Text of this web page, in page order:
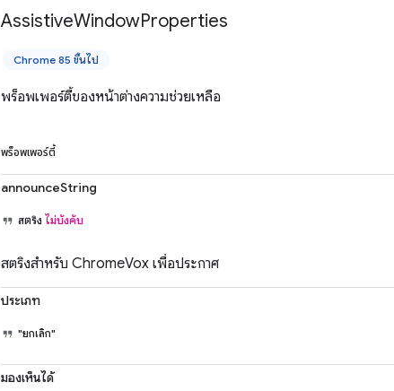
AssistiveWindowProperties
Chrome 85 ขึ้นไป
พร็อพเพอร์ตี้ของหน้าต่างความช่วยเหลือ
พร็อพเพอร์ตี้
announceString
สตริง ไม่บังคับ
สตริงสำหรับ ChromeVox เพื่อประกาศ
ประเภท
"ยกเลิก"
มองเห็นได้